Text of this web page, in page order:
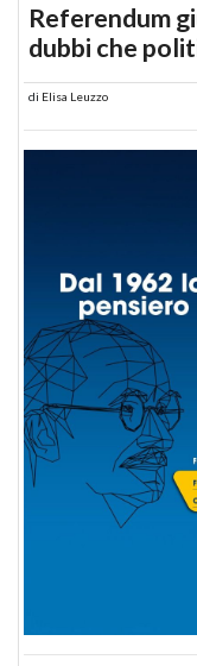
Referendum
dubbi che
di Elisa Leuzzo